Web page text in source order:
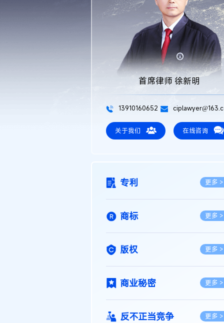
首席律师 徐新明
13910160652
关于我们 在线咨询
专利 更多
商标 更多
版权 更多
商业秘密 更多
反不正当竞争 更多